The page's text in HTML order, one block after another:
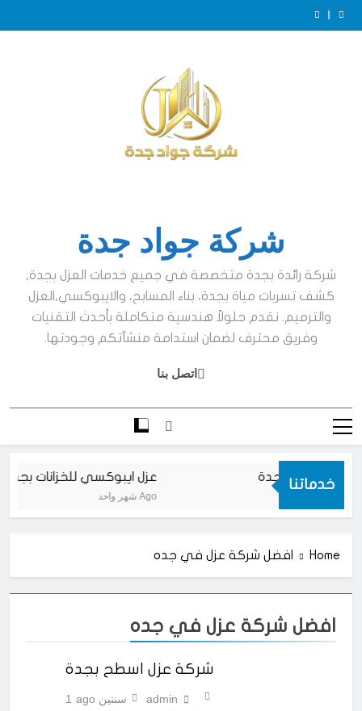
Skip
to
الفرق بين عزل الخزانات الأرضية والعلوية بجدة
عزل ايبوكسي للخزانات بجدة
الفرق بين عزل الخزانات الأرضية والعلوية بجدة
ضرورة عزل الخزانات بجدة
شركة جواد جدة
شركة رائدة بجدة متخصصة في جميع خدمات العزل بجدة,
كشف تسربات مياة بجدة، بناء المسابح، والايبوكسي,العزل
والترميم. نقدم حلولاً هندسية متكاملة بأحدث التقنيات
وفريق محترف لضمان استدامة منشآتكم وجودتها.
اتصل بنا
خدماتنا عزل ايبوكسي للخزانات بجدة
شهر واحد Ago
ايبوكسي بجدة
Home افضل شركة عزل في جده
افضل شركة عزل في جده
شركة عزل اسطح بجدة
admin سنتين ago
1